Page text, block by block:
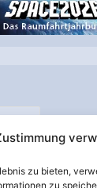
zu bieten,
zu